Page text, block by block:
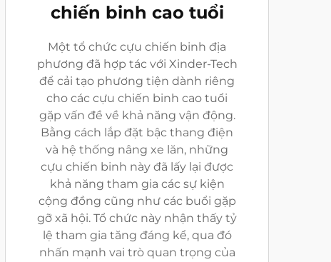
chiến binh cao tuổi
Một tổ chức cựu chiến binh địa
phương đã hợp tác với Xinder-Tech
để cải tạo phương tiện dành riêng
cho các cựu chiến binh cao tuổi
gặp vấn đề về khả năng vận động.
Bằng cách lắp đặt bậc thang điện
và hệ thống nâng xe lăn, những
cựu chiến binh này đã lấy lại được
khả năng tham gia các sự kiện
cộng đồng cũng như các buổi gặp
gỡ xã hội. Tổ chức này nhận thấy tỷ
lệ tham gia tăng đáng kể, qua đó
nhấn mạnh vai trò quan trọng của